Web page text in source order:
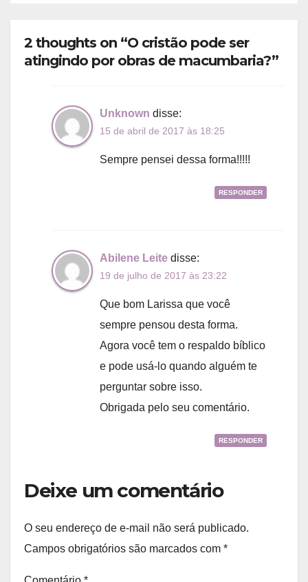
2 thoughts on “O cristão pode ser
atingindo por obras de macumbaria?”
Unknown disse:
15 de abril de 2017 às 18:25
Sempre pensei dessa forma!!!!!
RESPONDER
Abilene Leite disse:
19 de julho de 2017 às 23:22
Que bom Larissa que você
sempre pensou desta forma.
Agora você tem o respaldo bíblico
e pode usá-lo quando alguém te
perguntar sobre isso.
Obrigada pelo seu comentário.
RESPONDER
Deixe um comentário
O seu endereço de e-mail não será publicado.
Campos obrigatórios são marcados com *